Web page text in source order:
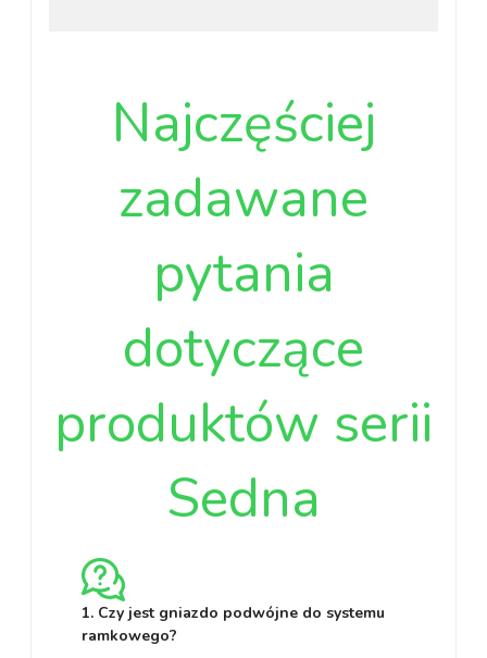
Najczęściej
zadawane
pytania
dotyczące
produktów serii
Sedna
1. Czy jest gniazdo podwójne do systemu
ramkowego?